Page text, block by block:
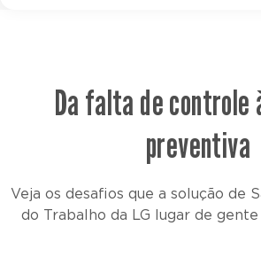
Da falta de controle
preventiva
Veja os desafios que a solução de
do Trabalho da LG lugar de gente